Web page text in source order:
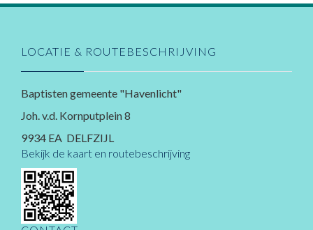
LOCATIE & ROUTEBESCHRIJVING
Baptisten gemeente "Havenlicht"
Joh. v.d. Kornputplein 8
9934 EA DELFZIJL
Bekijk de kaart en routebeschrijving